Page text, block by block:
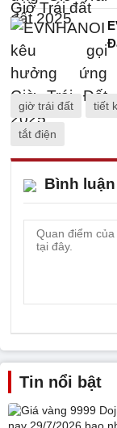
giờ trái đất tiết
tắt điện
Bình luận
Tin nổi bật